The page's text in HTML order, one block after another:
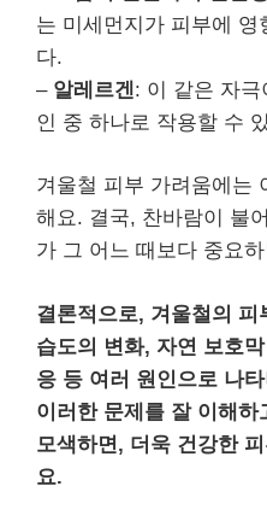
는 미세먼지가 피부에 영
다.
– 알레르겐 : 이 같은 자극
인 중 하나로 작용할 수
겨울철 피부 가려움에는
해요. 결국, 찬바람이 불
가 그 어느 때보다 중요
결론적으로, 겨울철의
습도의 변화, 자연 보호
응 등 여러 원인으로 나
이러한 문제를 잘 이해
모색하면, 더욱 건강한
요.